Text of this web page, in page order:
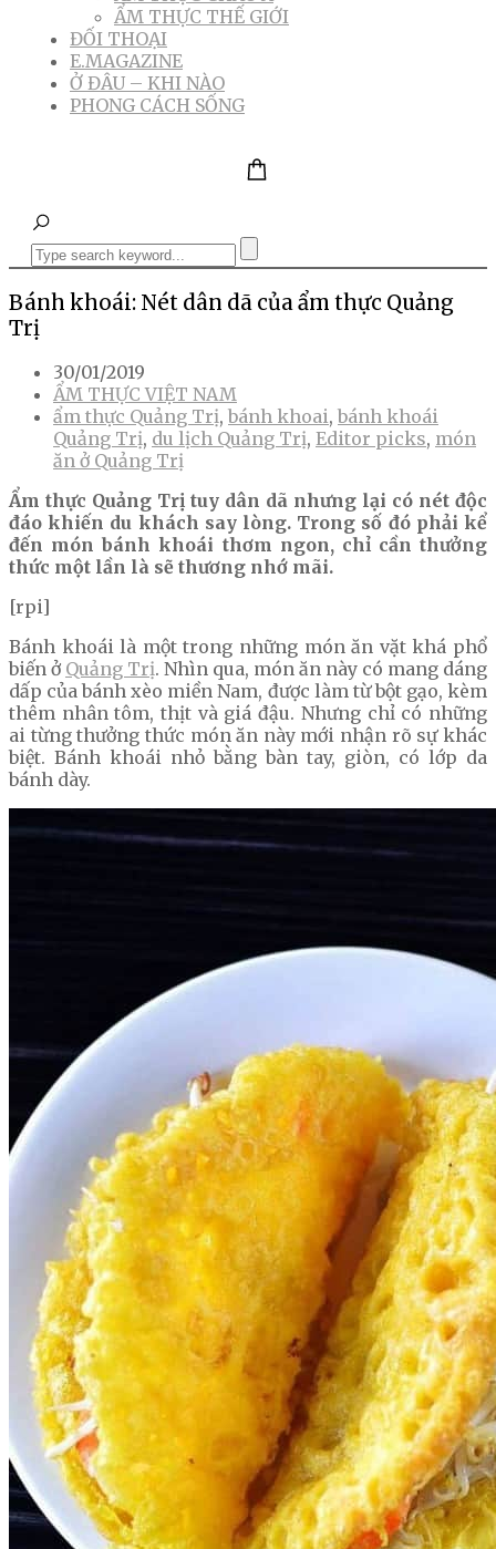
ẨM THỰC THẾ GIỚI
ĐỐI THOẠI
E.MAGAZINE
Ở ĐÂU – KHI NÀO
PHONG CÁCH SỐNG
Bánh khoái: Nét dân dã của ẩm thực Quảng
Trị
30/01/2019
ẨM THỰC VIỆT NAM
ẩm thực Quảng Trị, bánh khoai, bánh khoái
Quảng Trị, du lịch Quảng Trị, Editor picks, món
ăn ở Quảng Trị
Ẩm thực Quảng Trị tuy dân dã nhưng lại có nét độc
đáo khiến du khách say lòng. Trong số đó phải kể
đến món bánh khoái thơm ngon, chỉ cần thưởng
thức một lần là sẽ thương nhớ mãi.
[rpi]
Bánh khoái là một trong những món ăn vặt khá phổ
biến ở Quảng Trị. Nhìn qua, món ăn này có mang dáng
dấp của bánh xèo miền Nam, được làm từ bột gạo, kèm
thêm nhân tôm, thịt và giá đậu. Nhưng chỉ có những
ai từng thưởng thức món ăn này mới nhận rõ sự khác
biệt. Bánh khoái nhỏ bằng bàn tay, giòn, có lớp da
bánh dày.